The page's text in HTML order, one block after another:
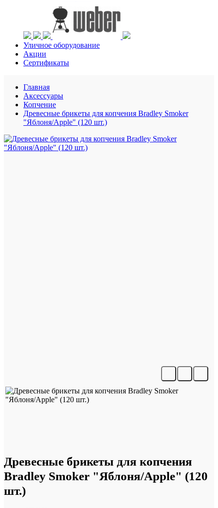
Уличное оборудование
Акции
Сертификаты
Главная
Аксессуары
Копчение
Древесные брикеты для копчения Bradley Smoker
"Яблоня/Apple" (120 шт.)
Древесные брикеты для копчения
Bradley Smoker "Яблоня/Apple" (120
шт.)